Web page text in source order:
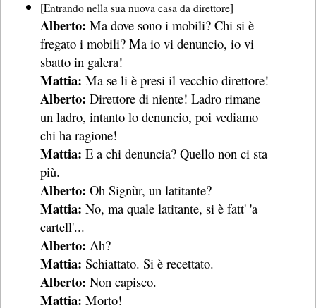
[Entrando nella sua nuova casa da direttore]
Alberto:Ma dove sono i mobili? Chi si è
fregato i mobili? Ma io vi denuncio, io vi
sbatto in galera!
Mattia: Ma se li è presi il vecchio direttore!
Alberto: Direttore di niente! Ladro rimane
un ladro, intanto lo denuncio, poi vediamo
chi ha ragione!
Mattia:E a chi denuncia? Quello non ci sta
più.
Alberto: Oh Signùr, un latitante?
Mattia: No, ma quale latitante, si è fatt' 'a
cartell'...
Alberto: Ah?
Mattia: Schiattato. Si è recettato.
Alberto: Non capisco.
Mattia: Morto!